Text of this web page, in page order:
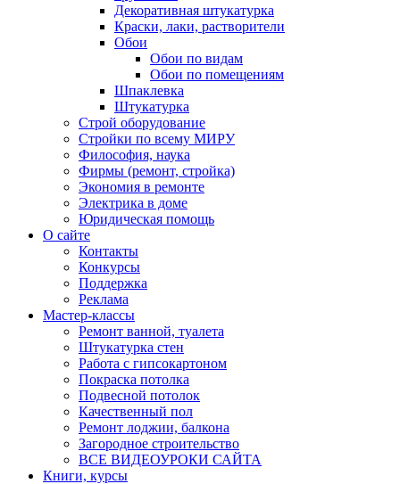
Декоративная штукатурка
Краски, лаки, растворители
Обои
Обои по видам
Обои по помещениям
Шпаклевка
Штукатурка
Строй оборудование
Стройки по всему МИРУ
Философия, наука
Фирмы (ремонт, стройка)
Экономия в ремонте
Электрика в доме
Юридическая помощь
О сайте
Контакты
Конкурсы
Поддержка
Реклама
Мастер-классы
Ремонт ванной, туалета
Штукатурка стен
Работа с гипсокартоном
Покраска потолка
Подвесной потолок
Качественный пол
Ремонт лоджии, балкона
Загородное строительство
ВСЕ ВИДЕОУРОКИ САЙТА
Книги, курсы